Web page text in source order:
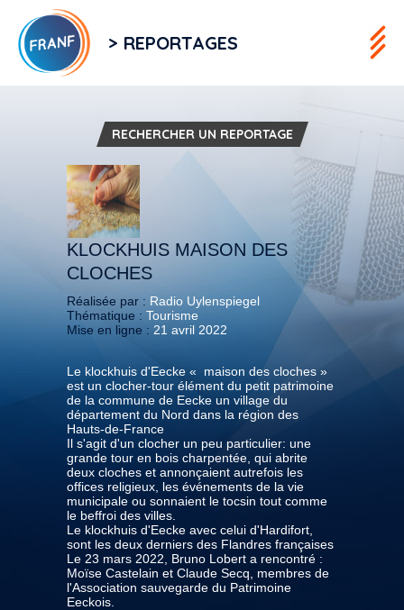
> REPORTAGES
RECHERCHER UN REPORTAGE
KLOCKHUIS MAISON DES
CLOCHES
Réalisée par : Radio Uylenspiegel
Thématique : Tourisme
Mise en ligne : 21 avril 2022
Le klockhuis d'Eecke « maison des cloches »
est un clocher-tour élément du petit patrimoine
de la commune de Eecke un village du
département du Nord dans la région des
Hauts-de-France
Il s'agit d'un clocher un peu particulier: une
grande tour en bois charpentée, qui abrite
deux cloches et annonçaient autrefois les
offices religieux, les événements de la vie
municipale ou sonnaient le tocsin tout comme
le beffroi des villes.
Le klockhuis d'Eecke avec celui d'Hardifort,
sont les deux derniers des Flandres françaises
Le 23 mars 2022, Bruno Lobert a rencontré :
Moïse Castelain et Claude Secq, membres de
l'Association sauvegarde du Patrimoine
Eeckois.